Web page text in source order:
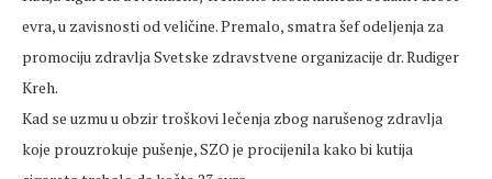
evra, u zavisnosti od veličine. Premalo, smatra šef odeljenja za
promociju zdravlja Svetske zdravstvene organizacije dr. Rudiger
Kreh.
Kad se uzmu u obzir troškovi lečenja zbog narušenog zdravlja
koje prouzrokuje pušenje, SZO je procijenila kako bi kutija